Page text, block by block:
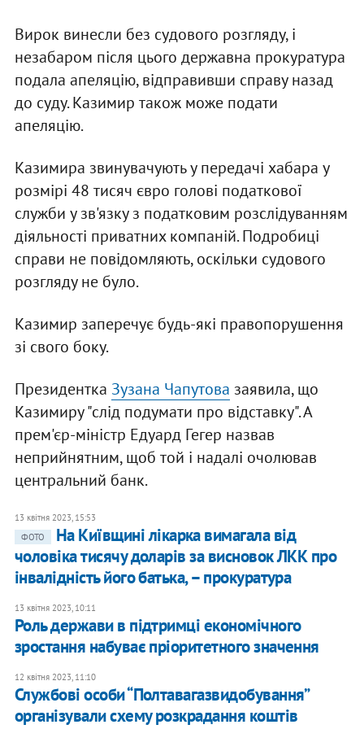
Вирок винесли без судового розгляду, і
незабаром після цього державна прокуратура
подала апеляцію, відправивши справу назад
до суду. Казимир також може подати
апеляцію.
Казимира звинувачують у передачі хабара у
розмірі 48 тисяч євро голові податкової
служби у зв'язку з податковим розслідуванням
діяльності приватних компаній. Подробиці
справи не повідомляють, оскільки судового
розгляду не було.
Казимир заперечує будь-які правопорушення
зі свого боку.
Президентка Зузана Чапутова заявила, що
Казимиру "слід подумати про відставку". А
прем'єр-міністр Едуард Гегер назвав
неприйнятним, щоб той і надалі очолював
центральний банк.
13 квітня 2023, 15:53
ФОТО
На Київщині лікарка вимагала від
чоловіка тисячу доларів за висновок ЛКК про
інвалідність його батька, – прокуратура
13 квітня 2023, 10:11
Роль держави в підтримці економічного
зростання набуває пріоритетного значення
12 квітня 2023, 11:10
Службові особи “Полтавагазвидобування”
організували схему розкрадання коштів